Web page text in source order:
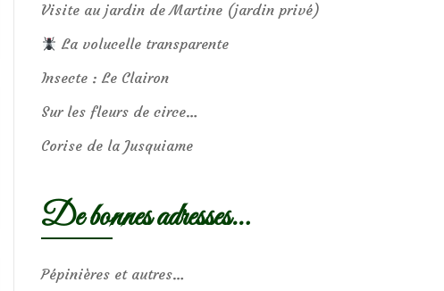
Visite au jardin de Martine (jardin privé)
La volucelle transparente
Insecte : Le Clairon
Sur les fleurs de circe…
Corise de la Jusquiame
De bonnes adresses…
Pépinières et autres…